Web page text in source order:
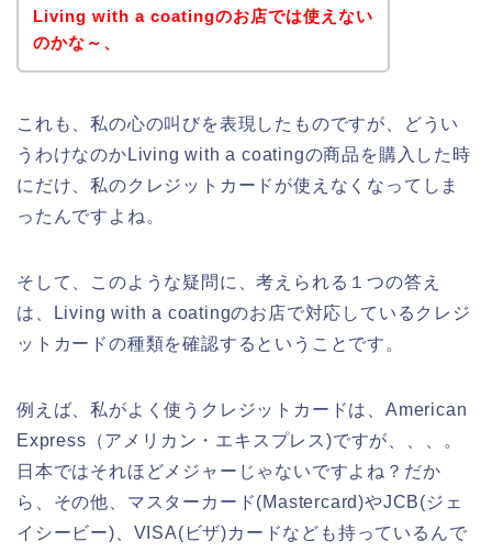
Living with a coatingのお店では使えない
のかな～、
これも、私の心の叫びを表現したものですが、どうい
うわけなのかLiving with a coatingの商品を購入した時
にだけ、私のクレジットカードが使えなくなってしま
ったんですよね。
そして、このような疑問に、考えられる１つの答え
は、Living with a coatingのお店で対応しているクレジ
ットカードの種類を確認するということです。
例えば、私がよく使うクレジットカードは、American
Express（アメリカン・エキスプレス)ですが、、、。
日本ではそれほどメジャーじゃないですよね？だか
ら、その他、マスターカード(Mastercard)やJCB(ジェ
イシービー)、VISA(ビザ)カードなども持っているんで